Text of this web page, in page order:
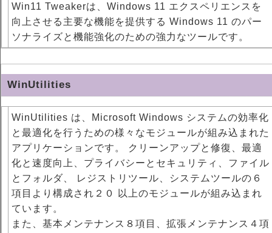
Win11 Tweakerは、Windows 11 エクスペリエンスを
向上させる主要な機能を提供する Windows 11 のパー
ソナライズと機能強化のための強力なツールです。
WinUtilities
WinUtilities は、Microsoft Windows システムの効率化
と最適化を行うための様々なモジュールが組み込まれた
アプリケーションです。 クリーンアップと修復、最適
化と速度向上、プライバシーとセキュリティ、ファイル
とフォルダ、 レジストリツール、システムツールの６
項目より構成され２０ 以上のモジュールが組み込まれ
ています。
また、基本メンテナンス８項目、拡張メンテナンス４項